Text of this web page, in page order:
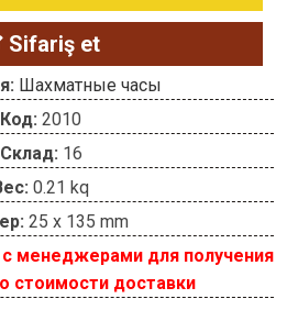
Sifariş et
Шахматные часы
Код: 2010
Склад: 16
0.21 kq
25 x 135 mm
менеджерами для получения
стоимости доставки